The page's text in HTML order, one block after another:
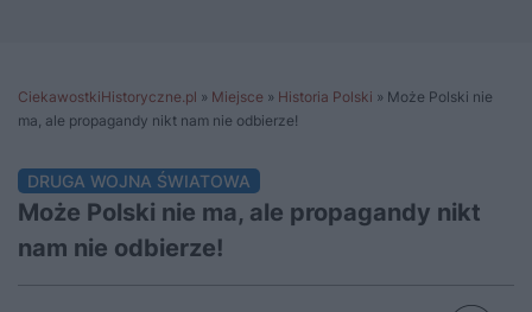
CiekawostkiHistoryczne.pl » Miejsce » Historia Polski » Może Polski nie
ma, ale propagandy nikt nam nie odbierze!
DRUGA WOJNA ŚWIATOWA
Może Polski nie ma, ale propagandy nikt
nam nie odbierze!